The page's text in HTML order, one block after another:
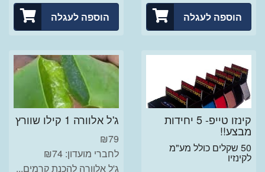
הוספה לעגלה הוספה לעגלה
קינזו טייפ- 5 יחידות
מבצע!!
50 שקלים כולל מע"מ
לקינזיו
ג'ל אלוורה 1 קילו שוורץ
₪79
לחברי מועדון: ₪74
ג'ל אלוורה להכנת קרמים...